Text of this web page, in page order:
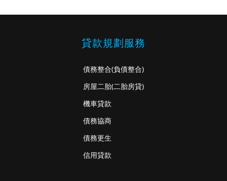
貸款規劃服務
債務整合(負債整合)
房屋二胎(二胎房貸)
機車貸款
債務協商
債務更生
信用貸款